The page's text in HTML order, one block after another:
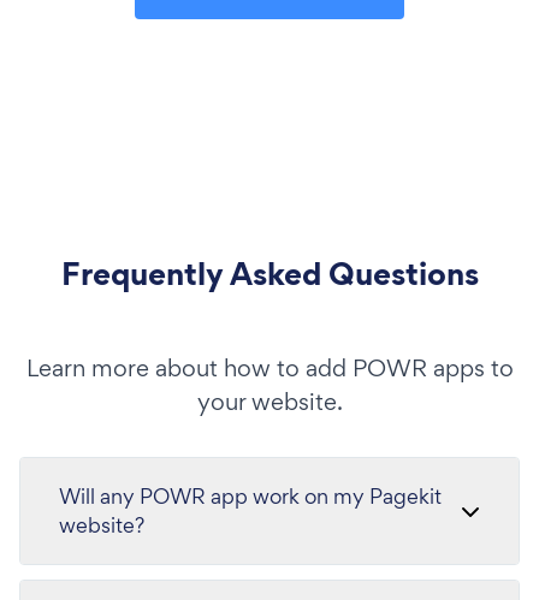
Frequently Asked Questions
Learn more about how to add POWR apps to
your website.
Will any POWR app work on my Pagekit
website?